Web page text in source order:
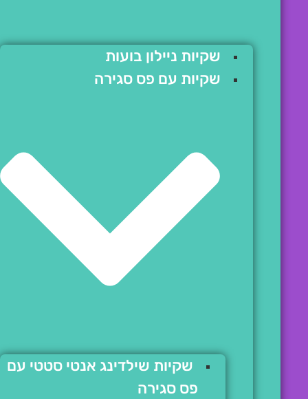
שקיות ניילון בועות
שקיות עם פס סגירה
שקיות שילדינג אנטי סטטי עם
פס סגירה